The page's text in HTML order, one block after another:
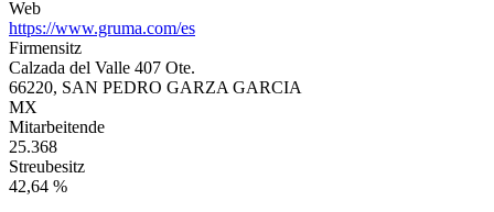
Web
https://www.gruma.com/es
Firmensitz
Calzada del Valle 407 Ote.
66220, SAN PEDRO GARZA GARCIA
MX
Mitarbeitende
25.368
Streubesitz
42,64 %